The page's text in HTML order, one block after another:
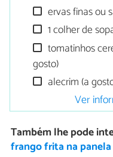
ervas finas ou
1 colher de
tomatinhos
gosto)
alecrim (a
Ver
Também lhe pode
frango frita na panela